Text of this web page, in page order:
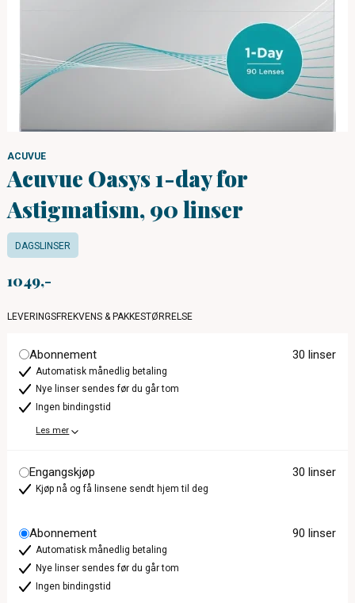
ACUVUE
Acuvue Oasys 1-day for
Astigmatism, 90 linser
DAGSLINSER
1049
LEVERINGSFREKVENS & PAKKESTØRRELSE
Abonnement 30 linser
Automatisk månedlig betaling
Nye linser sendes før du går tom
Ingen bindingstid
Les mer
Engangskjøp 30 linser
Kjøp nå og få linsene sendt hjem til deg
Abonnement 90 linser
Automatisk månedlig betaling
Nye linser sendes før du går tom
Ingen bindingstid